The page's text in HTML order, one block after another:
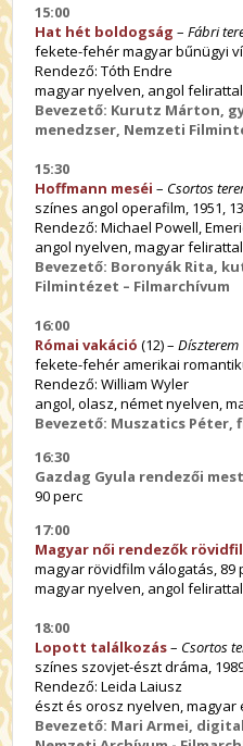
15:00
Hat hét boldogság –Fábri
fekete-fehér magyar bűnügyi
Rendező: Tóth Endre
magyar nyelven, angol felirattal
Bevezető: Kurutz Márton,
menedzser, Nemzeti
15:30
Hoffmann meséi – Csortos
színes angol operafilm, 1951,
Rendező: Michael Powell,
angol nyelven, magyar felirattal
Bevezető: Boronyák Rita,
Filmintézet – Filmarchívum
16:00
Római vakáció (12) –Díszterem
fekete-fehér amerikai
Rendező: William Wyler
angol, olasz, német nyelven,
Bevezető: Muszatics
16:30
Gazdag Gyula rendezői
90 perc
17:00
Magyar női rendezők
magyar rövidfilm válogatás, 89
magyar nyelven, angol felirattal
18:00
Lopott találkozás– Csortos
színes szovjet-észt dráma,
Rendező: Leida Laiusz
észt és orosz nyelven, magyar
Bevezető: Mari Armei,